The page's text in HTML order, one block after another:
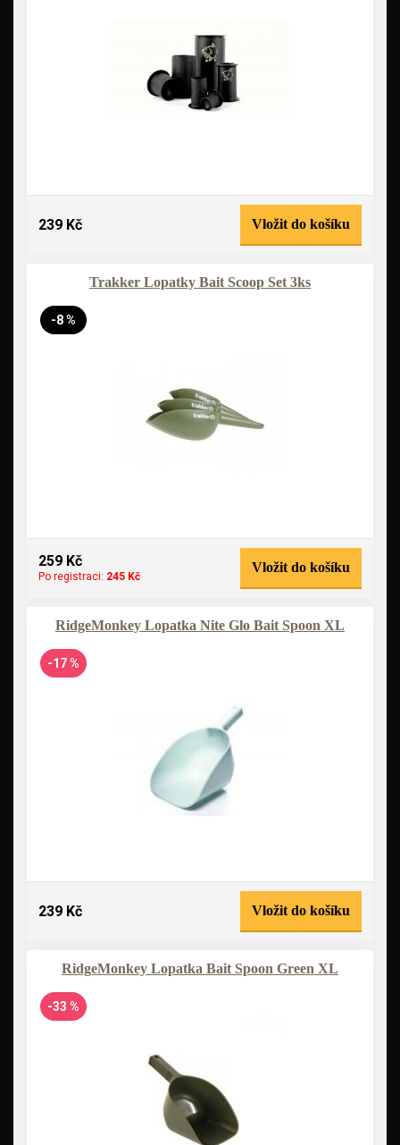
239 Kč Vložit do košíku
Trakker Lopatky Bait Scoop Set 3ks
-8 %
259 Kč
Po registraci: 245 Kč
Vložit do košíku
RidgeMonkey Lopatka Nite Glo Bait Spoon XL
-17 %
239 Kč Vložit do košíku
RidgeMonkey Lopatka Bait Spoon Green XL
-33 %